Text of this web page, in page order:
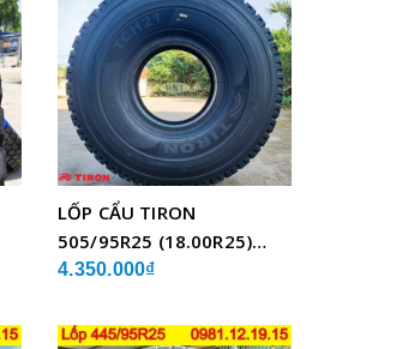
LỐP CẨU TIRON
505/95R25 (18.00R25)
TCH21 BỐ THÉP
4.350.000₫